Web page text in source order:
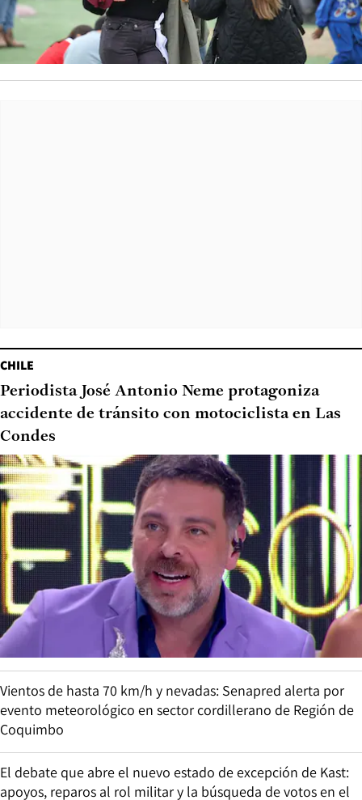
CHILE
Periodista José Antonio Neme protagoniza
accidente de tránsito con motociclista en Las
Condes
Vientos de hasta 70 km/h y nevadas: Senapred alerta por
evento meteorológico en sector cordillerano de Región de
Coquimbo
El debate que abre el nuevo estado de excepción de Kast:
apoyos, reparos al rol militar y la búsqueda de votos en el